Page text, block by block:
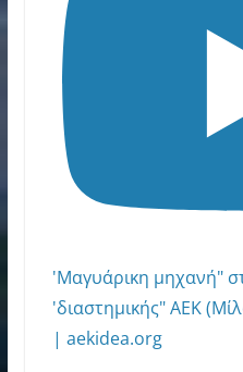
'Μαγυάρικη μηχανή"
'διαστημικής" ΑΕΚ
| aekidea.org